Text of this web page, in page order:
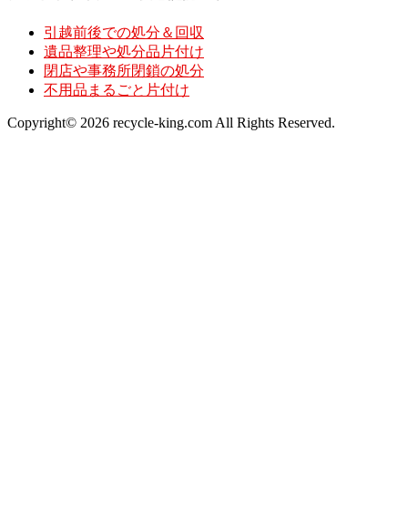
引越前後での処分＆回収
遺品整理や処分品片付け
閉店や事務所閉鎖の処分
不用品まるごと片付け
Copyright© 2026 recycle-king.com All Rights Reserved.